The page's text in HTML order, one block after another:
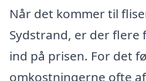
Når det kommer til
Sydstrand, er der flere
ind på prisen. For det
omkostningerne ofte